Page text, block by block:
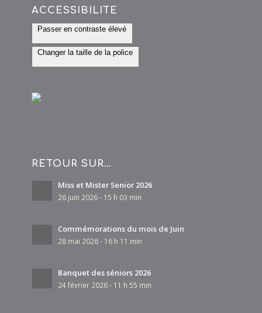
ACCESSIBILITÉ
Passer en contraste élevé
Changer la taille de la police
RETOUR SUR…
Miss et Mister Senior 2026
26 juin 2026 - 15 h 03 min
Commémorations du mois de Juin
28 mai 2026 - 16 h 11 min
Banquet des séniors 2026
24 février 2026 - 11 h 55 min